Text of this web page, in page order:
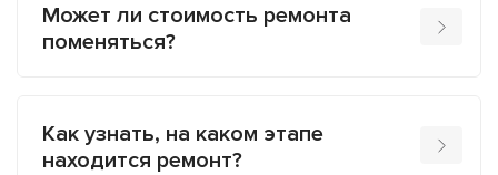
Может ли стоимость ремонта
поменяться?
Как узнать, на каком этапе
находится ремонт?